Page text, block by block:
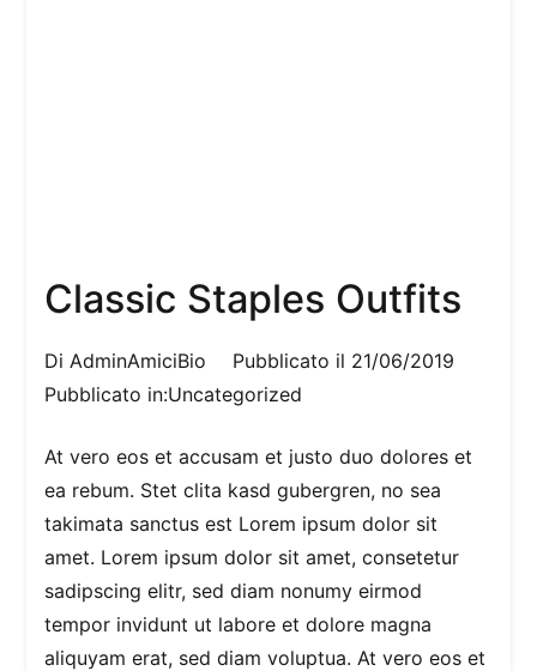
Classic Staples Outfits
DiAdminAmiciBio Pubblicato il 21/06/2019
Pubblicato in:Uncategorized
At vero eos et accusam et justo duo dolores et
ea rebum. Stet clita kasd gubergren, no sea
takimata sanctus est Lorem ipsum dolor sit
amet. Lorem ipsum dolor sit amet, consetetur
sadipscing elitr, sed diam nonumy eirmod
tempor invidunt ut labore et dolore magna
aliquyam erat, sed diam voluptua. At vero eos et